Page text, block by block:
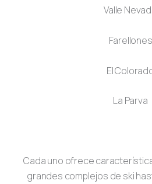
Valle
Farellones
El
La Parva
Cada uno ofrece
grandes complejos de ski